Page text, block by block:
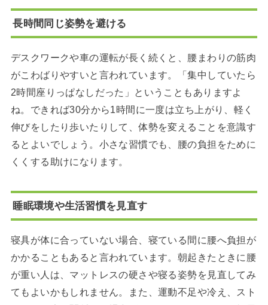
長時間同じ姿勢を避ける
デスクワークや車の運転が長く続くと、腰まわりの筋肉
がこわばりやすいと言われています。「集中していたら
2時間座りっぱなしだった」ということもありますよ
ね。できれば30分から1時間に一度は立ち上がり、軽く
伸びをしたり歩いたりして、体勢を変えることを意識す
るとよいでしょう。小さな習慣でも、腰の負担をために
くくする助けになります。
睡眠環境や生活習慣を見直す
寝具が体に合っていない場合、寝ている間に腰へ負担が
かかることもあると言われています。朝起きたときに腰
が重い人は、マットレスの硬さや寝る姿勢を見直してみ
てもよいかもしれません。また、運動不足や冷え、スト